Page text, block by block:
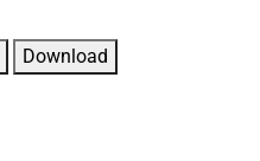
Download